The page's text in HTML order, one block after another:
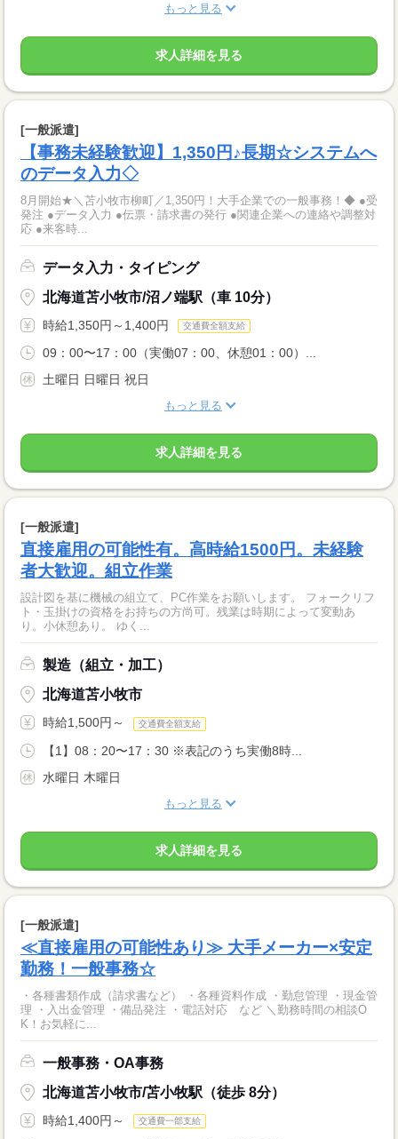
もっと見る
求人詳細を見る
[一般派遣]
【事務未経験歓迎】1,350円♪長期☆システムへ
のデータ入力◇
8月開始★＼苫小牧市柳町／1,350円！大手企業での一般事務！◆ ●受
発注 ●データ入力 ●伝票・請求書の発行 ●関連企業への連絡や調整対
応 ●来客時...
データ入力・タイピング
北海道苫小牧市/沼ノ端駅（車 10分）
時給1,350円～1,400円 交通費全額支給
09：00〜17：00（実働07：00、休憩01：00）...
土曜日 日曜日 祝日
もっと見る
求人詳細を見る
[一般派遣]
直接雇用の可能性有。高時給1500円。未経験
者大歓迎。組立作業
設計図を基に機械の組立て、PC作業をお願いします。 フォークリフ
ト・玉掛けの資格をお持ちの方尚可。残業は時期によって変動あ
り。小休憩あり。 ゆく...
製造（組立・加工）
北海道苫小牧市
時給1,500円～ 交通費全額支給
【1】08：20〜17：30 ※表記のうち実働8時...
水曜日 木曜日
もっと見る
求人詳細を見る
[一般派遣]
≪直接雇用の可能性あり≫ 大手メーカー×安定
勤務！一般事務☆
・各種書類作成（請求書など） ・各種資料作成 ・勤怠管理 ・現金管
理 ・入出金管理 ・備品発注 ・電話対応 など ＼勤務時間の相談O
K！お気軽に...
一般事務・OA事務
北海道苫小牧市/苫小牧駅（徒歩 8分）
時給1,400円～ 交通費一部支給